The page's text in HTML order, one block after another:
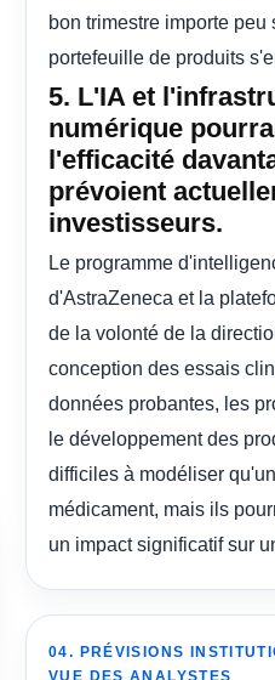
bon trimestre importe
portefeuille de produits
5. L'IA et
numérique
l'efficacité
prévoient
investisseurs.
Le programme
d'AstraZeneca et la
de la volonté de la
conception des essais
données probantes, les
le développement des
difficiles à modéliser
médicament, mais ils
un impact significatif sur
04. PRÉVISIONS
VUE DES ANALYSTES